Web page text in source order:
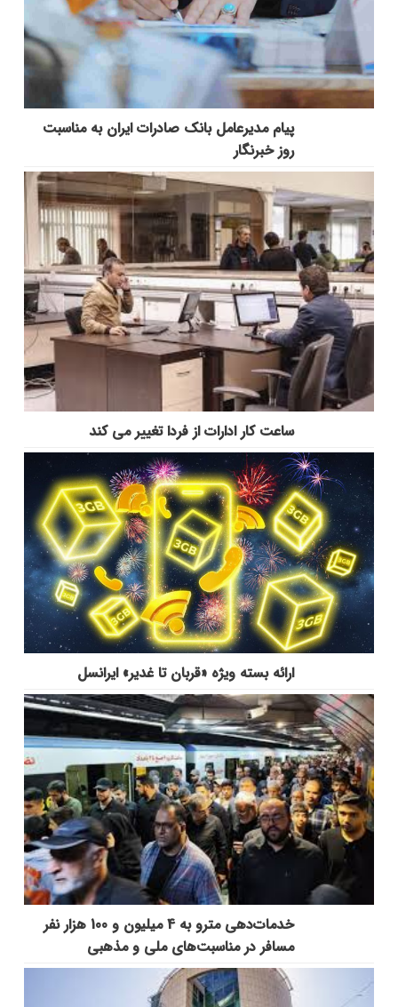
پیام مدیرعامل بانک صادرات ایران به مناسبت
روز خبرنگار
ساعت کار ادارات از فردا تغییر می کند
ارائه بسته ویژه «قربان تا غدیر» ایرانسل
خدمات‌دهي مترو به 4 ميليون و 100 هزار نفر
مسافر در مناسبت‌هاي ملي و مذهبي